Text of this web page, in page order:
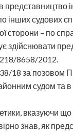
представництво
інших судових
сторони – по
8658/2012.
18 за позовом
судом та в
вказуючи що
знав, як